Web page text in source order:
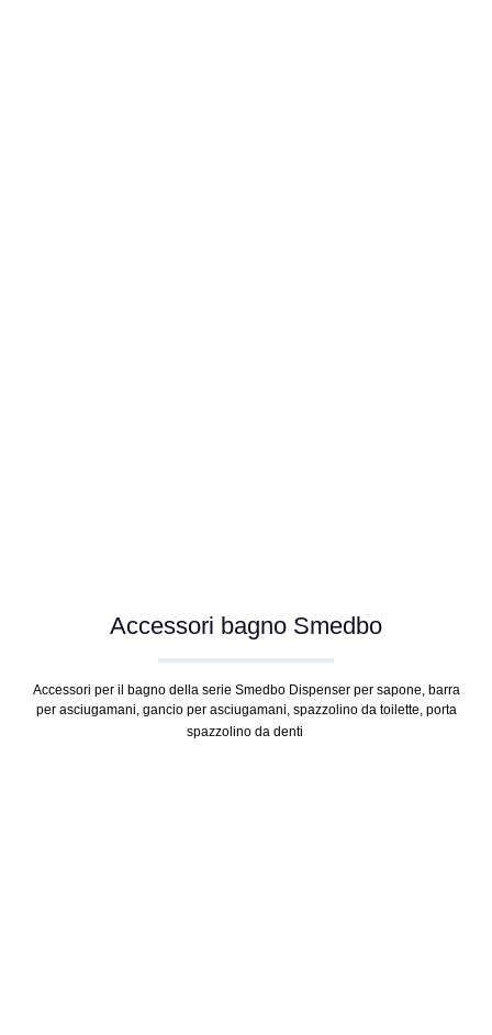
Accessori bagno Smedbo
Accessori per il bagno della serie Smedbo Dispenser per sapone, barra
per asciugamani, gancio per asciugamani, spazzolino da toilette, porta
spazzolino da denti